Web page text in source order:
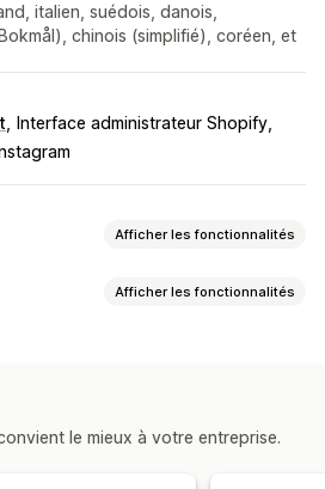
italien, suédois, danois,
chinois (simplifié), coréen, et
Interface administrateur Shopify
Afficher les fonctionnalités
Afficher les fonctionnalités
le mieux à votre entreprise.